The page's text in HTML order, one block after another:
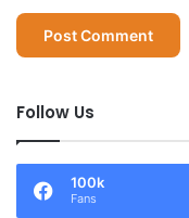
Follow Us
100k
Fans